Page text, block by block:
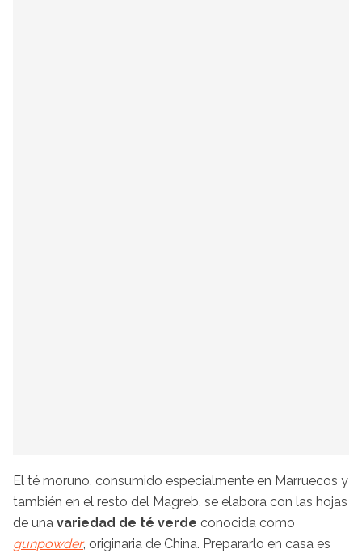
El té moruno, consumido especialmente en Marruecos y
también en el resto del Magreb, se elabora con las hojas
de una variedad de té verde conocida como
gunpowder, originaria de China. Prepararlo en casa es